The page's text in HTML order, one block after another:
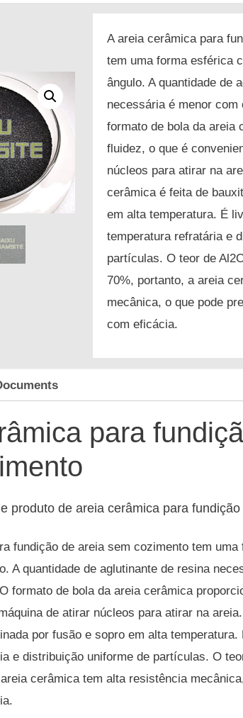
A areia cerâmica para
tem uma forma esférica
ângulo.A quantidade de
necessária é menor
formato de bola da areia
fluidez, o que é
núcleos para atirar na
cerâmica é feita de
em alta temperatura. É
temperatura refratária e
partículas.O teor de
70%, portanto, a areia
mecânica, o que pode
com eficácia.
para
produto de areia cerâmica para
fundição de areia sem cozimento tem
A quantidade de aglutinante de resina
O formato de bola da areia cerâmica
de atirar núcleos para atirar na areia.
por fusão e sopro em alta temperatura.
e distribuição uniforme de partículas. O
cerâmica tem alta resistência